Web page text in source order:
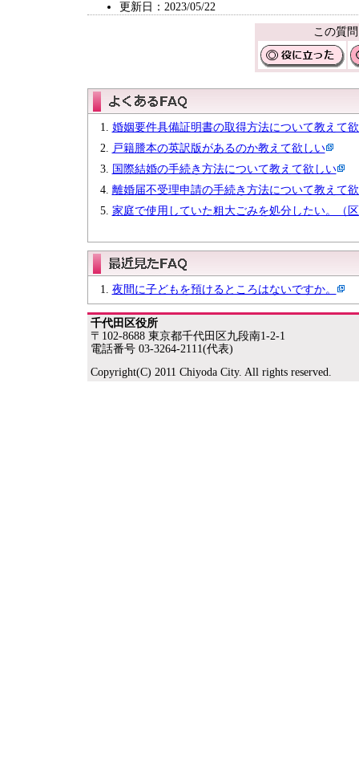
更新日：2023/05/22
この質
婚姻要件具備証明書の取得方法について教えて
戸籍謄本の英訳版があるのか教えて欲しい
国際結婚の手続き方法について教えて欲しい
離婚届不受理申請の手続き方法について教えて
家庭で使用していた粗大ごみを処分したい。（
夜間に子どもを預けるところはないですか。
千代田区役所
〒102-8688 東京都千代田区九段南1-2-1
電話番号 03-3264-2111(代表)
Copyright(C) 2011 Chiyoda City. All rights reserved.